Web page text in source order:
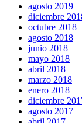
agosto 2019
diciembre
octubre 2018
agosto 2018
junio 2018
mayo 2018
abril 2018
marzo 2018
enero 2018
diciembre
agosto 2017